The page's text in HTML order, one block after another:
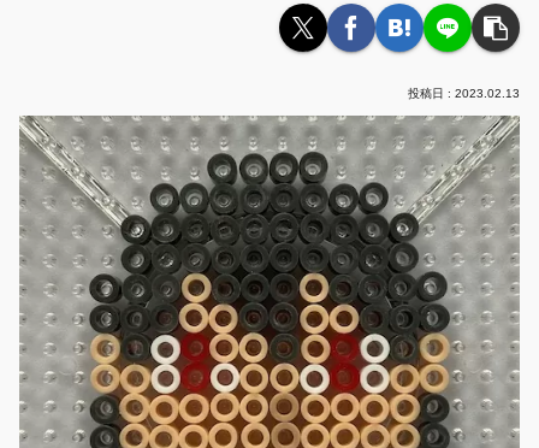
2023.02.13